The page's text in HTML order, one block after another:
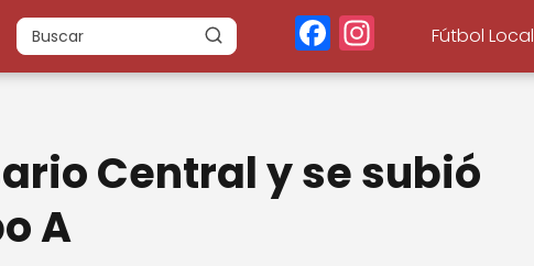
F
a
b
In
st
r
Fútbol Local
Central y se subió
A